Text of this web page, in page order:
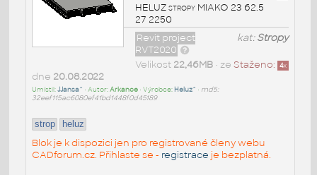
HELUZ stropy MIAKO 23 62.5
27 2250
kat:Stropy
Revit project
RVT2020
Staženo: 4x
Velikost 22,46MB• ze
dne 20.08.2022
Umístil:JJansa^ • Autor:Arkance• Výrobce: Heluz^ • md5:
32eef115ac6080ef41bd1448f0d45189
strop heluz
Blok je k dispozici jen pro registrované členy webu
CADforum.cz. Přihlaste se - registrace je bezplatná.